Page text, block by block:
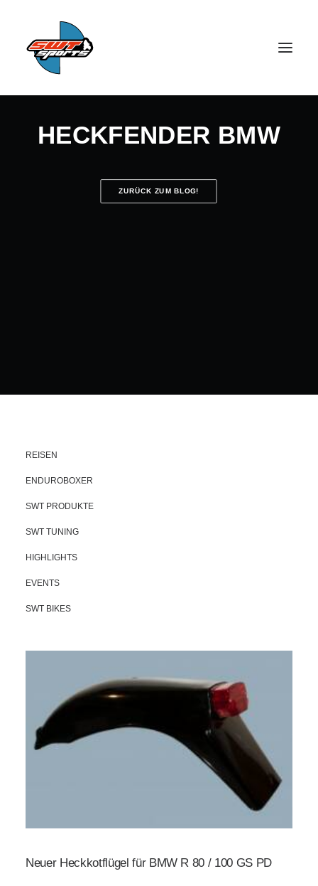
SEARCH
HECKFENDER BMW
ZURÜCK ZUM BLOG!
REISEN
ENDUROBOXER
SWT PRODUKTE
SWT TUNING
HIGHLIGHTS
EVENTS
SWT BIKES
Neuer Heckkotflügel für BMW R 80 / 100 GS PD